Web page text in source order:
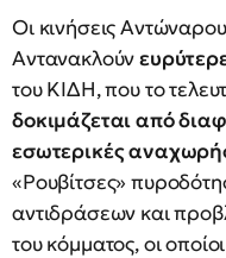
Οι κινήσεις
Αντανακλούν
του ΚΙΔΗ, που το
δοκιμάζεται από
εσωτερικές
«Ρουβίτσες»
αντιδράσεων και
του κόμματος, οι